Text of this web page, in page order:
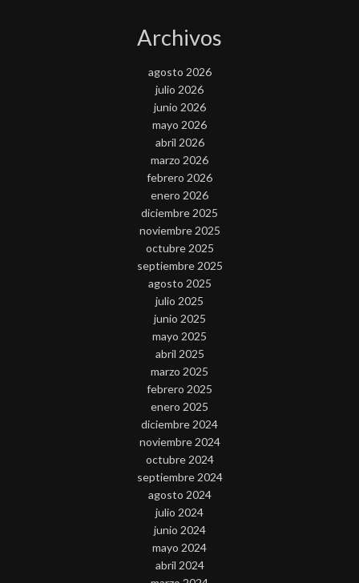
Archivos
agosto 2026
julio 2026
junio 2026
mayo 2026
abril 2026
marzo 2026
febrero 2026
enero 2026
diciembre 2025
noviembre 2025
octubre 2025
septiembre 2025
agosto 2025
julio 2025
junio 2025
mayo 2025
abril 2025
marzo 2025
febrero 2025
enero 2025
diciembre 2024
noviembre 2024
octubre 2024
septiembre 2024
agosto 2024
julio 2024
junio 2024
mayo 2024
abril 2024